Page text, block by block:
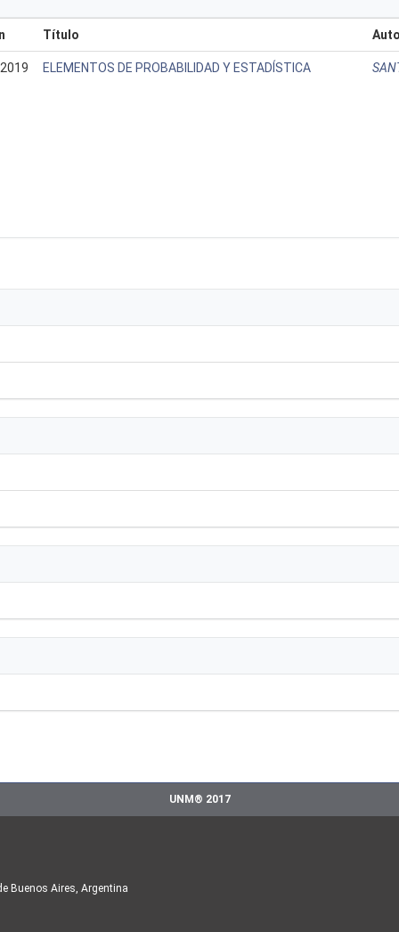
Título
ELEMENTOS DE PROBABILIDAD Y ESTADÍSTICA
UNM® 2017
Buenos Aires, Argentina